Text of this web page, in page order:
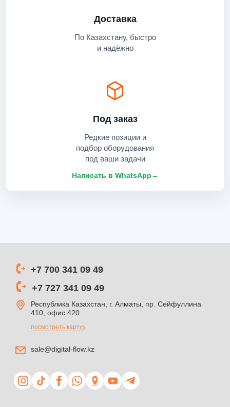
Под заказ
Редкие позиции и
подбор оборудования
под ваши задачи
Написать в WhatsApp→
Доставка
По Казахстану, быстро
и надёжно
+7 700 341 09 49
+7 727 341 09 49
Республика Казахстан, г. Алматы, пр. Сейфуллина
410, офис 420
посмотреть карту
sale@digital-flow.kz